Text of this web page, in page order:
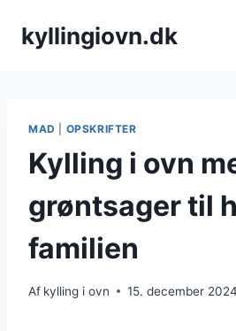
kyllingiovn.dk
MAD OPSKRIFTER
Kylling i ovn
grøntsager til
familien
Af kylling i ovn 15. december 2024